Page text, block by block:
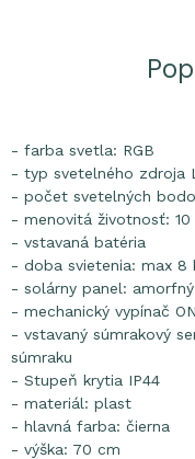
- farba svetla: RGB
- typ svetelného zdroja
- počet svetelných
- menovitá životnosť:
- vstavaná batéria
- doba svietenia: max 8
- solárny panel: amorfný
- mechanický vypínač
- vstavaný súmrakový
súmraku
- Stupeň krytia IP44
- materiál: plast
- hlavná farba: čierna
- výška: 70 cm